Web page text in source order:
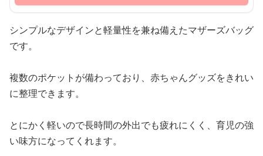
シンプルなデザインと軽量性を兼ね備えたマザーズバッグ
です。
複数のポケットが備わっており、赤ちゃんグッズをきれい
に整理できます。
とにかく軽いので長時間の外出でも疲れにくく、育児の強
い味方になってくれます。